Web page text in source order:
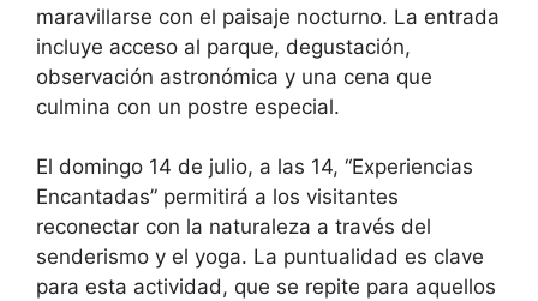
maravillarse con el paisaje nocturno. La entrada
incluye acceso al parque, degustación,
observación astronómica y una cena que
culmina con un postre especial.
El domingo 14 de julio, a las 14, “Experiencias
Encantadas” permitirá a los visitantes
reconectar con la naturaleza a través del
senderismo y el yoga. La puntualidad es clave
para esta actividad, que se repite para aquellos